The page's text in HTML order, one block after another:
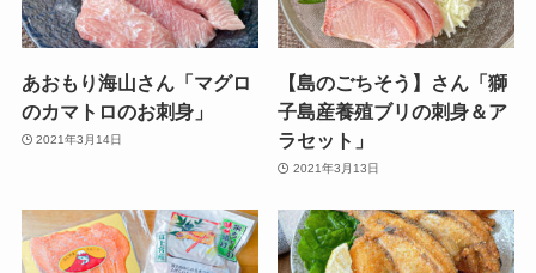
あおもり海山さん「マグロ
のカマトロのお刺身」
2021年3月14日
【島のごちそう】さん「獅
子島産養殖ブリの刺身＆ア
ラセット」
2021年3月13日